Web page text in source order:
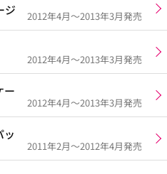
ジ 2012年4月～2013年3月発売
2012年4月～2013年3月発売
ー
2012年4月～2013年3月発売
ッ
2011年2月～2012年4月発売